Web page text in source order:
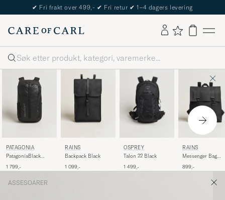
✔ Fri frakt over 499,- ✔ Fri retur ✔ 1–4 dagers levering
Søk
PATAGONIA
PatagoniaBlack
1 799,-
RAINS
Backpack Black
1 099,-
OSPREY
Talon 22 Black
1 499,-
RAINS
Messenger Bag
899,-
ASSESOARER